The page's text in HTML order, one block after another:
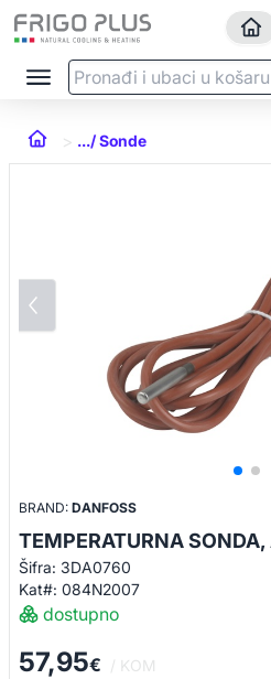
> .../ Sonde
BRAND: DANFOSS
TEMPERATURNA
Šifra: 3DA0760
Kat#: 084N2007
dostupno
57,95€ / KOM